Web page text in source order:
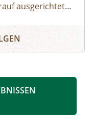
ausgerichtet
Familien mit
Alm
Weg und
Brunnach"